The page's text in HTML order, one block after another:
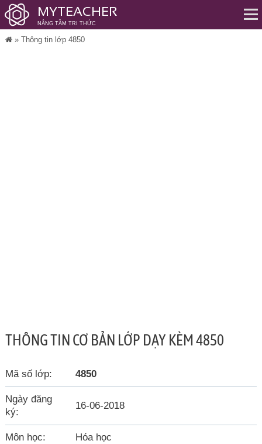
MYTEACHER
NÂNG TẦM TRI THỨC
» Thông tin lớp 4850
THÔNG TIN CƠ BẢN LỚP DẠY KÈM 4850
Mã số lớp: 4850
Ngày đăng
ký:
16-06-2018
Môn học: Hóa học